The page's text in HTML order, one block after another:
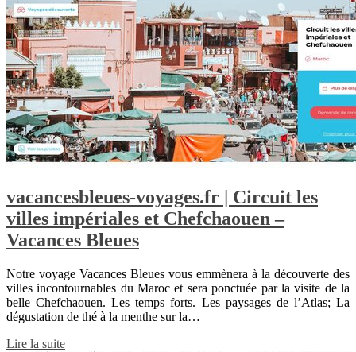
vacancesbleues-voyages.fr | Circuit les
villes impériales et Chefchaouen –
Vacances Bleues
Notre voyage Vacances Bleues vous emmènera à la découverte des
villes incontournables du Maroc et sera ponctuée par la visite de la
belle Chefchaouen. Les temps forts. Les paysages de l’Atlas; La
dégustation de thé à la menthe sur la…
Lire la suite